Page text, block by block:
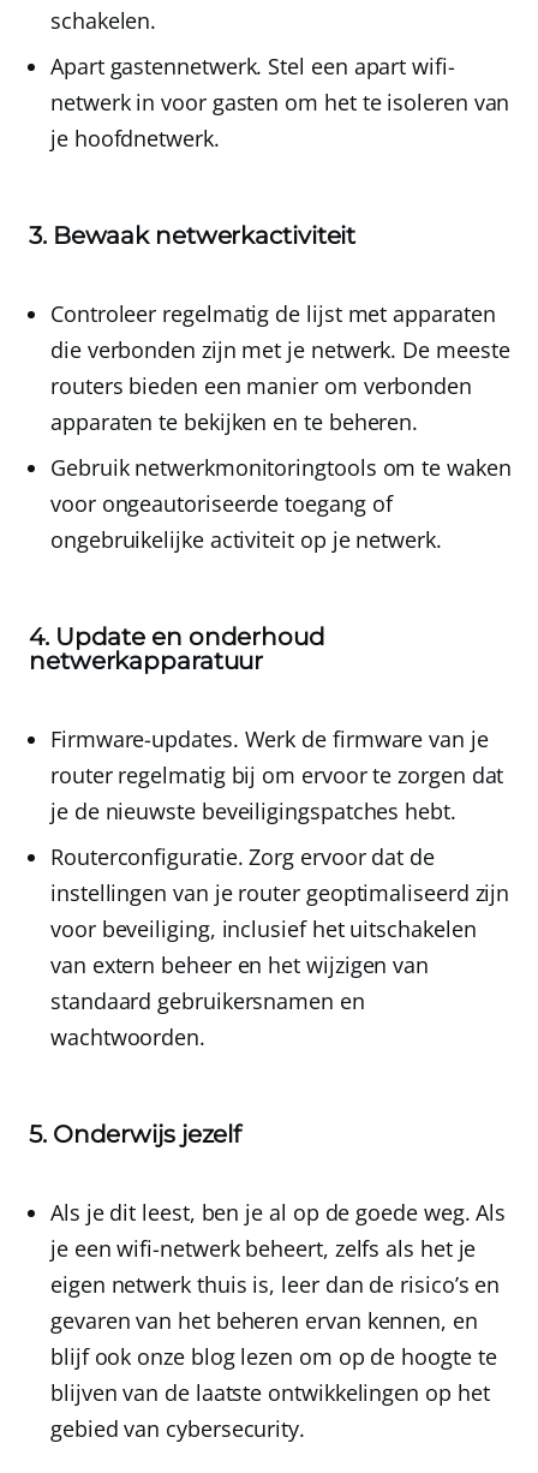
schakelen.
Apart gastennetwerk. Stel een apart wifi-
netwerk in voor gasten om het te isoleren van
je hoofdnetwerk.
3. Bewaak netwerkactiviteit
Controleer regelmatig de lijst met apparaten
die verbonden zijn met je netwerk. De meeste
routers bieden een manier om verbonden
apparaten te bekijken en te beheren.
Gebruik netwerkmonitoringtools om te waken
voor ongeautoriseerde toegang of
ongebruikelijke activiteit op je netwerk.
4. Update en onderhoud
netwerkapparatuur
Firmware-updates. Werk de firmware van je
router regelmatig bij om ervoor te zorgen dat
je de nieuwste beveiligingspatches hebt.
Routerconfiguratie. Zorg ervoor dat de
instellingen van je router geoptimaliseerd zijn
voor beveiliging, inclusief het uitschakelen
van extern beheer en het wijzigen van
standaard gebruikersnamen en
wachtwoorden.
5. Onderwijs jezelf
Als je dit leest, ben je al op de goede weg. Als
je een wifi-netwerk beheert, zelfs als het je
eigen netwerk thuis is, leer dan de risico’s en
gevaren van het beheren ervan kennen, en
blijf ook onze blog lezen om op de hoogte te
blijven van de laatste ontwikkelingen op het
gebied van cybersecurity.